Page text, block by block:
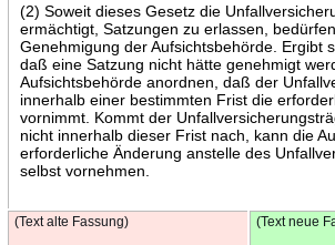
(2) Soweit dieses Gesetz die
ermächtigt, Satzungen zu erlassen,
Genehmigung der Aufsichtsbehörde. Ergibt
daß eine Satzung nicht hätte genehmigt
Aufsichtsbehörde anordnen, daß der
innerhalb einer bestimmten Frist die
vornimmt. Kommt der
nicht innerhalb dieser Frist nach, kann die
erforderliche Änderung anstelle des
selbst vornehmen.
(Text alte Fassung) (Text neue